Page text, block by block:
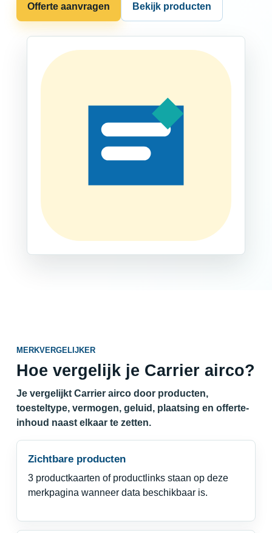
Offerte aanvragen Bekijk producten
MERKVERGELIJKER
Hoe vergelijk je Carrier airco?
Je vergelijkt Carrier airco door producten,
toesteltype, vermogen, geluid, plaatsing en offerte-
inhoud naast elkaar te zetten.
Zichtbare producten
3 productkaarten of productlinks staan op deze
merkpagina wanneer data beschikbaar is.